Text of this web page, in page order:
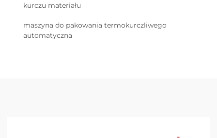
kurczu materiału
maszyna do pakowania termokurczliwego
automatyczna